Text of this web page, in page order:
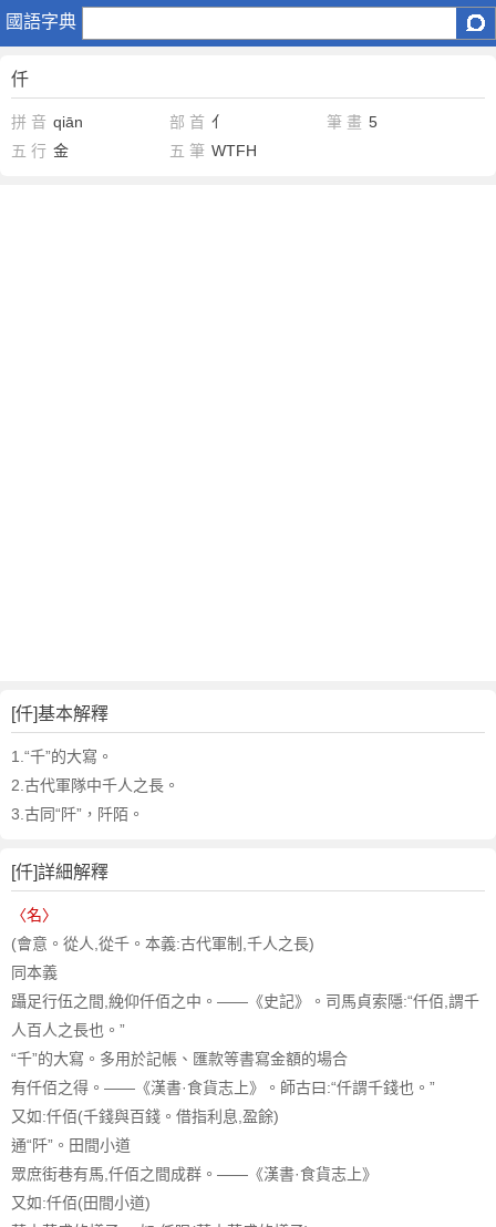
國語字典
仟
仟
拼 音 qiān 部 首 亻 筆 畫 5
五 行 金 五 筆 WTFH
[仟]基本解釋
1.“千”的大寫。
2.古代軍隊中千人之長。
3.古同“阡”，阡陌。
[仟]詳細解釋
〈名〉
(會意。從人,從千。本義:古代軍制,千人之長)
同本義
躡足行伍之間,絻仰仟佰之中。——《史記》。司馬貞索隱:“仟佰,謂千
人百人之長也。”
“千”的大寫。多用於記帳、匯款等書寫金額的場合
有仟佰之得。——《漢書·食貨志上》。師古曰:“仟謂千錢也。”
又如:仟佰(千錢與百錢。借指利息,盈餘)
通“阡”。田間小道
眾庶街巷有馬,仟佰之間成群。——《漢書·食貨志上》
又如:仟佰(田間小道)